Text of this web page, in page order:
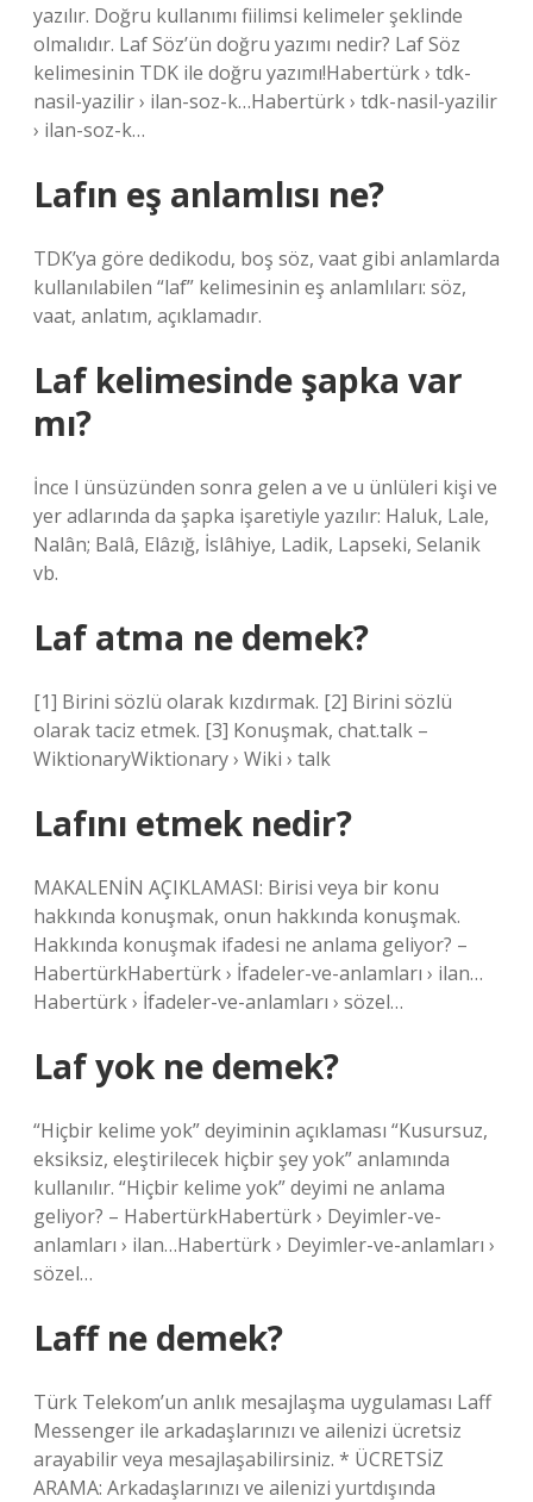
yazılır. Doğru kullanımı fiilimsi kelimeler şeklinde
olmalıdır. Laf Söz’ün doğru yazımı nedir? Laf Söz
kelimesinin TDK ile doğru yazımı!Habertürk › tdk-
nasil-yazilir › ilan-soz-k…Habertürk › tdk-nasil-yazilir
› ilan-soz-k…
Lafın eş anlamlısı ne?
TDK’ya göre dedikodu, boş söz, vaat gibi anlamlarda
kullanılabilen “laf” kelimesinin eş anlamlıları: söz,
vaat, anlatım, açıklamadır.
Laf kelimesinde şapka var
mı?
İnce l ünsüzünden sonra gelen a ve u ünlüleri kişi ve
yer adlarında da şapka işaretiyle yazılır: Haluk, Lale,
Nalân; Balâ, Elâzığ, İslâhiye, Ladik, Lapseki, Selanik
vb.
Laf atma ne demek?
[1] Birini sözlü olarak kızdırmak. [2] Birini sözlü
olarak taciz etmek. [3] Konuşmak, chat.talk –
WiktionaryWiktionary › Wiki › talk
Lafını etmek nedir?
MAKALENİN AÇIKLAMASI: Birisi veya bir konu
hakkında konuşmak, onun hakkında konuşmak.
Hakkında konuşmak ifadesi ne anlama geliyor? –
HabertürkHabertürk › İfadeler-ve-anlamları › ilan…
Habertürk › İfadeler-ve-anlamları › sözel…
Laf yok ne demek?
“Hiçbir kelime yok” deyiminin açıklaması “Kusursuz,
eksiksiz, eleştirilecek hiçbir şey yok” anlamında
kullanılır. “Hiçbir kelime yok” deyimi ne anlama
geliyor? – HabertürkHabertürk › Deyimler-ve-
anlamları › ilan…Habertürk › Deyimler-ve-anlamları ›
sözel…
Laff ne demek?
Türk Telekom’un anlık mesajlaşma uygulaması Laff
Messenger ile arkadaşlarınızı ve ailenizi ücretsiz
arayabilir veya mesajlaşabilirsiniz. * ÜCRETSİZ
ARAMA: Arkadaşlarınızı ve ailenizi yurtdışında